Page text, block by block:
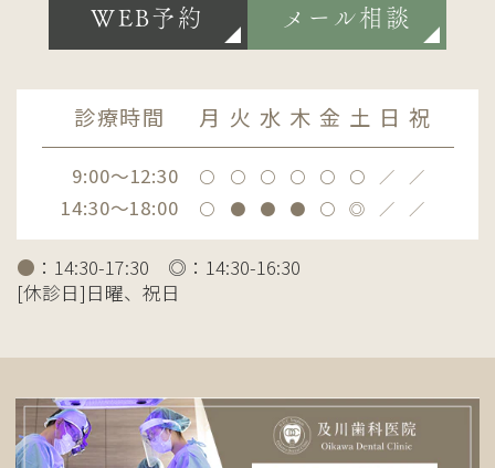
WEB予約 メール相談
診療時間 月 火 水 木 金 土 日 祝
9:00～12:30 〇 〇 〇 〇 〇 〇 ／ ／
14:30～18:00 〇 ● ● ● 〇 ◎ ／ ／
● ：14:30-17:30 ◎：14:30-16:30
[休診日]日曜、祝日